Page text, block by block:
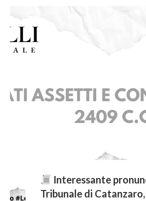
Interessante
Tribunale di